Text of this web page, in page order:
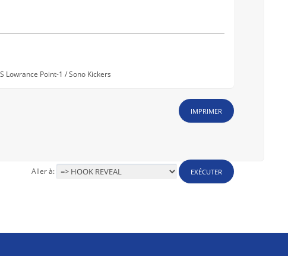
Lowrance Point-1 / Sono Kickers
IMPRIMER
Aller à